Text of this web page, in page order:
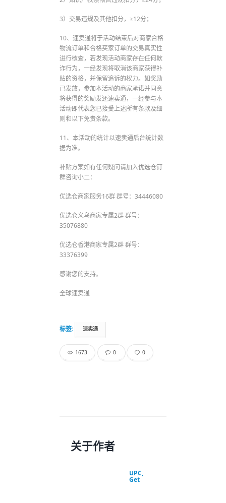
3）交易违规及其他扣分，≥12分；
10、速卖通将于活动结束后对商家合格
物流订单和合格买家订单的交易真实性
进行核查，若发现活动商家存在任何欺
诈行为，一经发现将取消该商家获得补
贴的资格，并保留追诉的权力。如奖励
已发放，参加本活动的商家承诺并同意
将获得的奖励发还速卖通，一经参与本
活动即代表您已接受上述所有条款及细
则和以下免责条款。
11、本活动的统计以速卖通后台统计数
据为准。
补贴方案如有任何疑问请加入优选仓钉
群咨询小二：
优选仓商家服务16群 群号：34446080
优选仓义乌商家专属2群 群号：
35076880
优选仓香港商家专属2群 群号：
33376399
感谢您的支持。
全球速卖通
标签: 速卖通
1673 0 0
关于作者
UPC,
Get